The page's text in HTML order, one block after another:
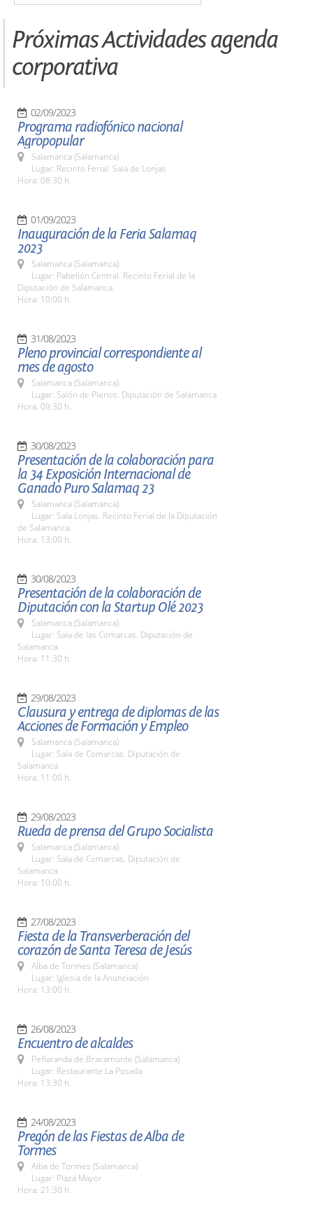
Próximas Actividades agenda
corporativa
02/09/2023
Programa radiofónico nacional
Agropopular
Salamanca (Salamanca)
Lugar: Recinto Ferial. Sala de Lonjas
Hora: 08:30 h.
01/09/2023
Inauguración de la Feria Salamaq
2023
Salamanca (Salamanca)
Lugar: Pabellón Central. Recinto Ferial de la
Diputación de Salamanca.
Hora: 10:00 h.
31/08/2023
Pleno provincial correspondiente al
mes de agosto
Salamanca (Salamanca)
Lugar: Salón de Plenos. Diputación de Salamanca
Hora: 09:30 h.
30/08/2023
Presentación de la colaboración para
la 34 Exposición Internacional de
Ganado Puro Salamaq 23
Salamanca (Salamanca)
Lugar: Sala Lonjas. Recinto Ferial de la Diputación
de Salamanca
Hora: 13:00 h.
30/08/2023
Presentación de la colaboración de
Diputación con la Startup Olé 2023
Salamanca (Salamanca)
Lugar: Sala de las Comarcas. Diputación de
Salamanca
Hora: 11:30 h.
29/08/2023
Clausura y entrega de diplomas de las
Acciones de Formación y Empleo
Salamanca (Salamanca)
Lugar: Sala de Comarcas. Diputación de
Salamanca
Hora: 11:00 h.
29/08/2023
Rueda de prensa del Grupo Socialista
Salamanca (Salamanca)
Lugar: Sala de Comarcas. Diputación de
Salamanca
Hora: 10:00 h.
27/08/2023
Fiesta de la Transverberación del
corazón de Santa Teresa de Jesús
Alba de Tormes (Salamanca)
Lugar: Iglesia de la Anunciación
Hora: 13:00 h.
26/08/2023
Encuentro de alcaldes
Peñaranda de Bracamonte (Salamanca)
Lugar: Restaurante La Posada
Hora: 13:30 h.
24/08/2023
Pregón de las Fiestas de Alba de
Tormes
Alba de Tormes (Salamanca)
Lugar: Plaza Mayor
Hora: 21:30 h.